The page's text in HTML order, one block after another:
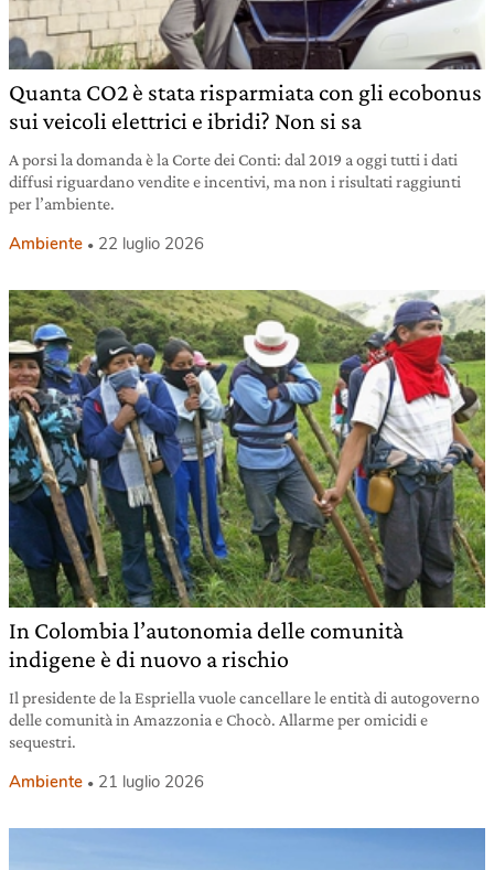
Quanta CO2 è stata risparmiata con gli ecobonus
sui veicoli elettrici e ibridi? Non si sa
A porsi la domanda è la Corte dei Conti: dal 2019 a oggi tutti i dati
diffusi riguardano vendite e incentivi, ma non i risultati raggiunti
per l’ambiente.
Ambiente 22 luglio 2026
In Colombia l’autonomia delle comunità
indigene è di nuovo a rischio
Il presidente de la Espriella vuole cancellare le entità di autogoverno
delle comunità in Amazzonia e Chocò. Allarme per omicidi e
sequestri.
Ambiente 21 luglio 2026